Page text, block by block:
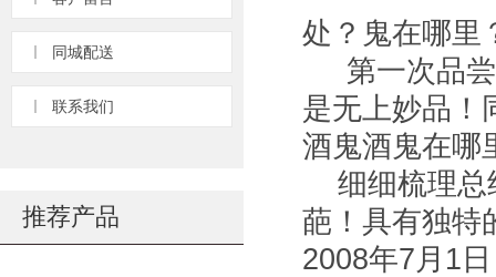
同城配送
联系我们
推荐产品
处？鬼在哪里
第一次品尝
是无上妙品！
酒鬼酒鬼在哪
细细梳理总
葩！具有独特
2008年7月1